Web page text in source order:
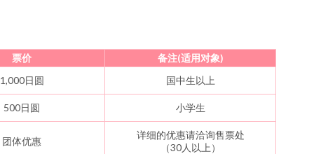
票价
备注(适用对象)
1,000日圆 国中生以上
500日圆 小学生
团体优惠
详细的优惠请洽询售票处
（30人以上）